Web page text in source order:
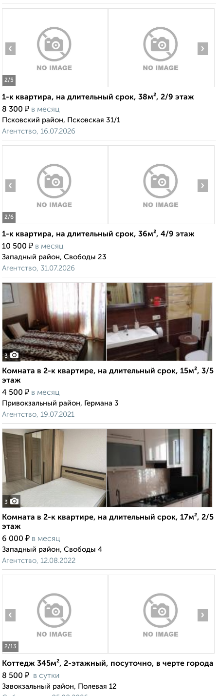
2/5
‹ ›
1-к квартира, на длительный срок, 38м², 2/9 этаж
8 300 ₽ в месяц
Псковский район, Псковская 31/1
Агентство, 16.07.2026
2/6
‹ ›
1-к квартира, на длительный срок, 36м², 4/9 этаж
10 500 ₽ в месяц
Западный район, Свободы 23
Агентство, 31.07.2026
3
Комната в 2-к квартире, на длительный срок, 15м², 3/5
этаж
4 500 ₽ в месяц
Привокзальный район, Германа 3
Агентство, 19.07.2021
3
Комната в 2-к квартире, на длительный срок, 17м², 2/5
этаж
6 000 ₽ в месяц
Западный район, Свободы 4
Агентство, 12.08.2022
2/13
‹ ›
Коттедж 345м², 2-этажный, посуточно, в черте города
8 500 ₽ в сутки
Завокзальный район, Полевая 12